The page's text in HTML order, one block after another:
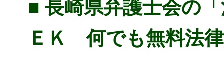
■ 長崎県弁護士会の
ＥＫ 何でも無料法